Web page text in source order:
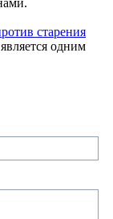
старения
является одним